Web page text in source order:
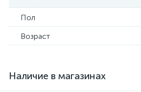
Пол
Возраст
Наличие в магазинах